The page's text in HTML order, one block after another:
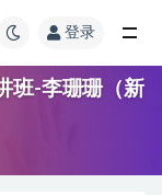
登录
班-李珊珊（新